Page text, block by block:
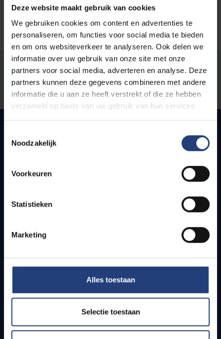
Deze website maakt gebruik van cookies
We gebruiken cookies om content en advertenties te
personaliseren, om functies voor social media te bieden
en om ons websiteverkeer te analyseren. Ook delen we
informatie over uw gebruik van onze site met onze
partners voor social media, adverteren en analyse. Deze
partners kunnen deze gegevens combineren met andere
informatie die u aan ze heeft verstrekt of die ze hebben
verzameld op basis van uw gebruik van hun services.
Noodzakelijk
Voorkeuren
Statistieken
Marketing
Alles toestaan
Selectie toestaan
Was there an error on this page?
Quick links
Webmail
How to get to the VUB campuses
Campus facilities
Info for
Students
Teachers and secondary schools